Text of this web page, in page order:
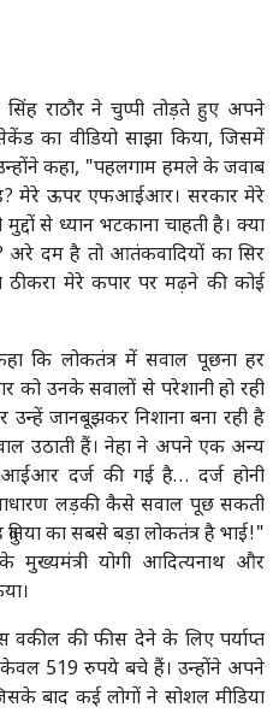
राठौर ने चुप्पी तोड़ते हुए अपने
का वीडियो साझा किया, जिसमें
कहा, "पहलगाम हमले के जवाब
मेरे ऊपर एफआईआर। सरकार मेरे
से ध्यान भटकाना चाहती है। क्या
दम है तो आतंकवादियों का सिर
मेरे कपार पर मढ़ने की कोई
कि लोकतंत्र में सवाल पूछना हर
को उनके सवालों से परेशानी हो रही
उन्हें जानबूझकर निशाना बना रही है
उठाती हैं। नेहा ने अपने एक अन्य
दर्ज की गई है… दर्ज होनी
लड़की कैसे सवाल पूछ सकती
का सबसे बड़ा लोकतंत्र है भाई!"
मुख्यमंत्री योगी आदित्यनाथ और
वकील की फीस देने के लिए पर्याप्त
519 रुपये बचे हैं। उन्होंने अपने
बाद कई लोगों ने सोशल मीडिया